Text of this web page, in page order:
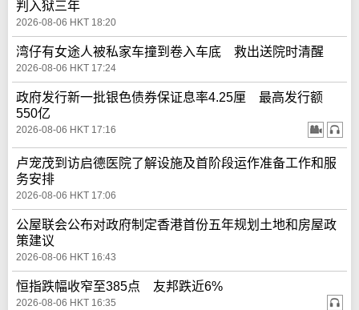
判入狱三年
2026-08-06 HKT 18:20
湾仔有女途人被私家车撞到卷入车底 救出送院时清醒
2026-08-06 HKT 17:24
政府发行新一批银色债券保证息率4.25厘 最高发行额
550亿
2026-08-06 HKT 17:16
卢宠茂到访启德医院了解设施及首阶段运作准备工作和服
务安排
2026-08-06 HKT 17:06
公屋联会公布对政府制定香港首份五年规划土地和房屋政
策建议
2026-08-06 HKT 16:43
恒指跌幅收窄至385点 友邦跌近6%
2026-08-06 HKT 16:35